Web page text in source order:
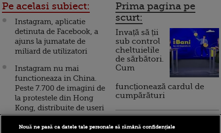
Pe acelasi subiect:
Instagram, aplicatie
detinuta de Facebook, a
ajuns la jumatate de
miliard de utilizatori
Instagram nu mai
functioneaza in China.
Peste 7.700 de imagini de
la protestele din Hong
Kong, distribuite de useri
Instagram a inchis
Prima pagina pe
scurt:
Invață să ții
sub control
cheltuielile
de sărbători.
Cum
funcționează cardul de
cumpărături
Incont , site-ul Știrile Pro
Nouă ne pasă ca datele tale personale să rămână confidențiale